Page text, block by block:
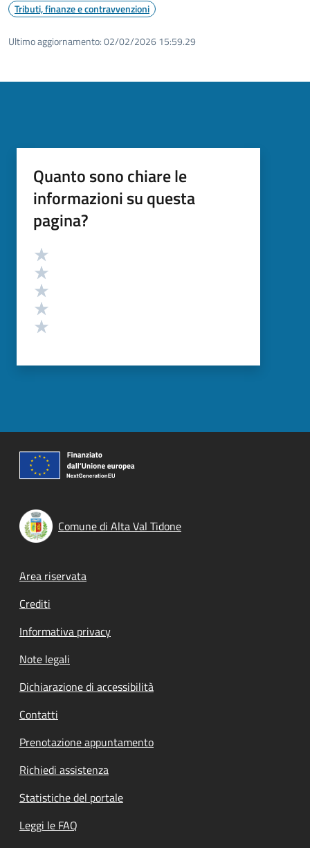
Tributi, finanze e contravvenzioni
Ultimo aggiornamento:02/02/2026 15:59.29
Quanto sono chiare le
informazioni su questa
pagina?
Valutazione
Comune di Alta Val Tidone
Footer menu
Area riservata
Crediti
Informativa privacy
Note legali
Dichiarazione di accessibilità
Contatti
Prenotazione appuntamento
Richiedi assistenza
Statistiche del portale
Leggi le FAQ